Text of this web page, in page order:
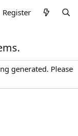
Register
generated. Please